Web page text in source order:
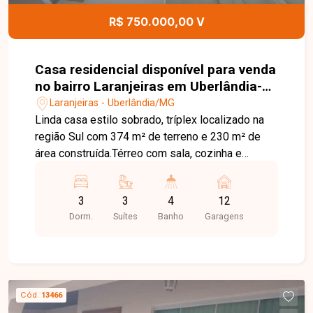
607 ? Santa Mônica
R$ 750.000,00 V
Casa residencial disponível para venda
no bairro Laranjeiras em Uberlândia-
MGLaranjeiras - Uberlândia/MG
Linda casa estilo sobrado, tríplex localizado na
região Sul com 374 m² de terreno e 230 m² de
área construída.Térreo com sala, cozinha e
coberta e outras 10 vagas descobertas, quintal
muito amplo;Primeiro piso com 3
suítes;Cobertura/terraço com 1 banheiro e
Agende agora mesmo uma visita e venha
conhecer pessoalmente todos os detalhes deste
3
Dorm.
3
Suítes
4
Banho
12
Garagens
Cód. 13466